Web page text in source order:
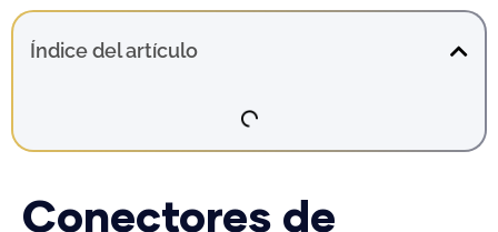
Índice del artículo
Conectores de